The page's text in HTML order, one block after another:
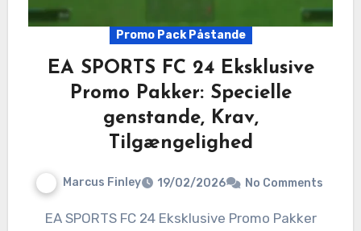
Promo Pack Påstande
EA SPORTS FC 24 Eksklusive
Promo Pakker: Specielle
genstande, Krav,
Tilgængelighed
Marcus Finley 19/02/2026 No Comments
EA SPORTS FC 24 Eksklusive Promo Pakker